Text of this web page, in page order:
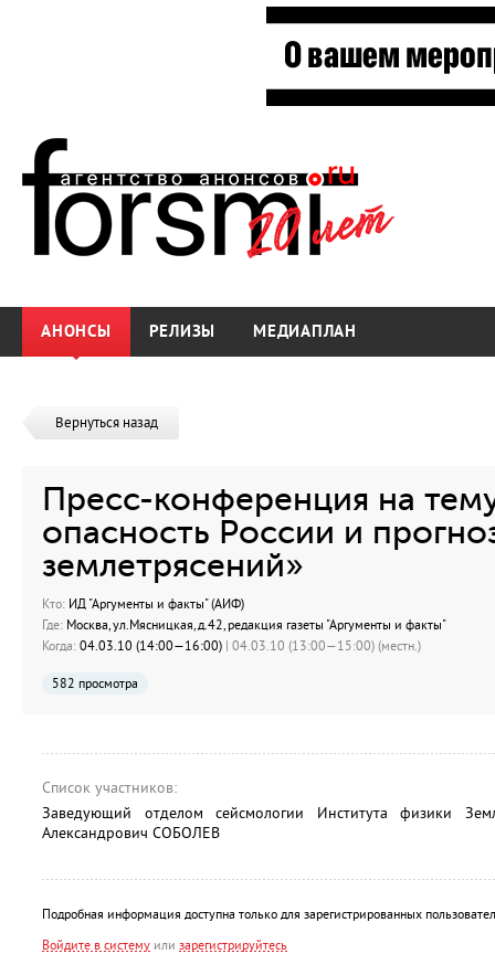
АНОНСЫ РЕЛИЗЫ МЕДИАПЛАН
Вернуться назад
Пресс-конференция на
опасность России и
землетрясений»
Кто: ИД "Аргументы и факты" (АИФ)
Где: Москва, ул.Мясницкая, д.42, редакция газеты "Аргументы и факты"
Когда: 04.03.10 (14:00—16:00) | 04.03.10 (13:00—15:00) (местн.)
582 просмотра
Список участников:
Заведующий отделом сейсмологии Института физики
Александрович СОБОЛЕВ
Подробная информация доступна только для зарегистрированных
Войдите в систему или зарегистрируйтесь